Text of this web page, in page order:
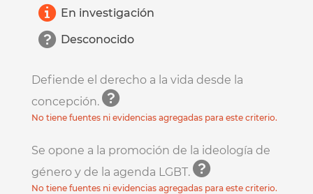
En investigación
Desconocido
Defiende el derecho a la vida desde la
concepción.
No tiene fuentes ni evidencias agregadas para este criterio.
Se opone a la promoción de la ideología de
género y de la agenda LGBT.
No tiene fuentes ni evidencias agregadas para este criterio.